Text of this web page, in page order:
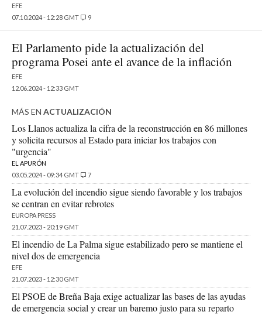
EFE
07.10.2024 - 12:28 GMT
9
El Parlamento pide la actualización del
programa Posei ante el avance de la inflación
EFE
12.06.2024 - 12:33 GMT
MÁS EN ACTUALIZACIÓN
Los Llanos actualiza la cifra de la reconstrucción en 86 millones
y solicita recursos al Estado para iniciar los trabajos con
"urgencia"
EL APURÓN
03.05.2024 - 09:34 GMT
7
La evolución del incendio sigue siendo favorable y los trabajos
se centran en evitar rebrotes
EUROPA PRESS
21.07.2023 - 20:19 GMT
El incendio de La Palma sigue estabilizado pero se mantiene el
nivel dos de emergencia
EFE
21.07.2023 - 12:30 GMT
El PSOE de Breña Baja exige actualizar las bases de las ayudas
de emergencia social y crear un baremo justo para su reparto